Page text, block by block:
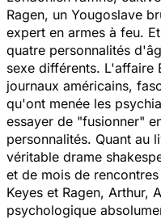
Ragen, un Yougoslave
expert en armes à feu.
quatre personnalités
sexe différents. L'affaire
journaux américains,
qu'ont menée les
essayer de "fusionner"
personnalités. Quant au
véritable drame
et de mois de
Keyes et Ragen, Arthur,
psychologique